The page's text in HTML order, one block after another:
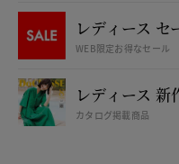
レディース セ
WEB限定お得なセール
レディース 新
カタログ掲載商品